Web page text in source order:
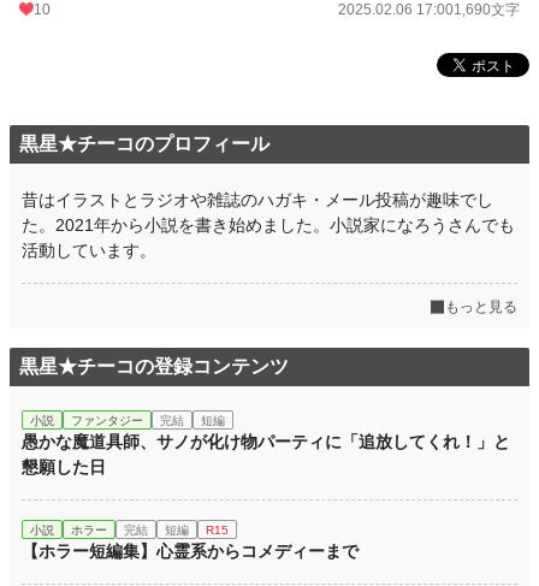
10 2025.02.06 17:001,690文字
黒星★チーコのプロフィール
昔はイラストとラジオや雑誌のハガキ・メール投稿が趣味でし
た。2021年から小説を書き始めました。小説家になろうさんでも
活動しています。
もっと見る
黒星★チーコの登録コンテンツ
小説 ファンタジー 完結 短編
愚かな魔道具師、サノが化け物パーティに「追放してくれ！」と
懇願した日
小説 ホラー 完結 短編 R15
【ホラー短編集】心霊系からコメディーまで